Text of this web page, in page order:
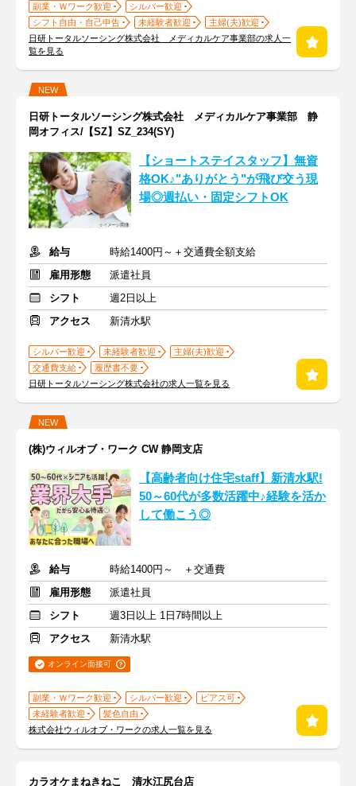
副業・Ｗワーク歓迎
シルバー歓迎
シフト自由・自己申告
未経験者歓迎
主婦(夫)歓迎
日研トータルソーシング株式会社 メディカルケア事業部の求人一
覧を見る
NEW
日研トータルソーシング株式会社 メディカルケア事業部 静
岡オフィス/【SZ】SZ_234(SY)
【ショートステイスタッフ】無資
格OK♪"ありがとう"が飛び交う現
場◎週払い・固定シフトOK
給与
時給1400円～＋交通費全額支給
雇用形態
派遣社員
シフト
週2日以上
アクセス
新清水駅
シルバー歓迎 未経験者歓迎
主婦(夫)歓迎
交通費支給
履歴書不要
日研トータルソーシング株式会社の求人一覧を見る
NEW
(株)ウィルオブ・ワーク CW 静岡支店
【高齢者向け住宅staff】新清水駅!
50～60代が多数活躍中♪経験を活か
して働こう◎
給与
時給1400円～ ＋交通費
雇用形態
派遣社員
シフト
週3日以上 1日7時間以上
アクセス
新清水駅
オンライン面接可
副業・Ｗワーク歓迎 シルバー歓迎
ピアス可
未経験者歓迎
髪色自由
株式会社ウィルオブ・ワークの求人一覧を見る
カラオケまねきねこ 清水江尻台店